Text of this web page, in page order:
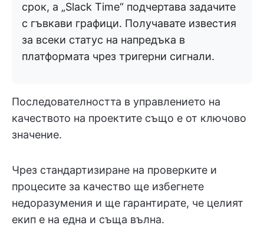
срок, а „Slack Time“ подчертава задачите
с гъвкави графици. Получавате известия
за всеки статус на напредъка в
платформата чрез тригерни сигнали.
Последователността в управлението на
качеството на проектите също е от ключово
значение.
Чрез стандартизиране на проверките и
процесите за качество ще избегнете
недоразумения и ще гарантирате, че целият
екип е на една и съща вълна.